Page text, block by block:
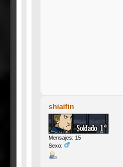
shiaifin
Mensajes: 15
Sexo: